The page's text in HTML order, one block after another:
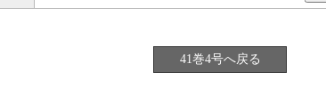
41巻4号へ戻る